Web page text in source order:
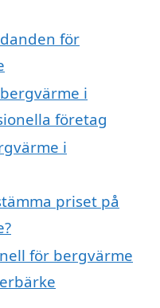
för
i
företag
i
priset på
för bergvärme